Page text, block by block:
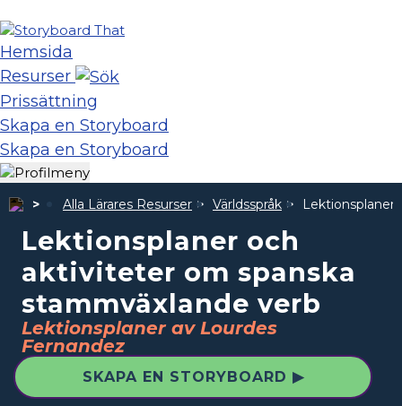
Hemsida
Resurser
Prissättning
Skapa en Storyboard
Skapa en Storyboard
Alla Lärares Resurser Världsspråk Lektionsplaner
Lektionsplaner och
aktiviteter om spanska
stammväxlande verb
Lektionsplaner av Lourdes
Fernandez
SKAPA EN STORYBOARD ▶